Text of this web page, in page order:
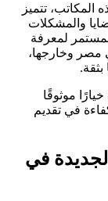
تتميز
والمشكلات
لمعرفة
مصر وخارجها،
بثقة.
موثوقًا
في تقديم
في